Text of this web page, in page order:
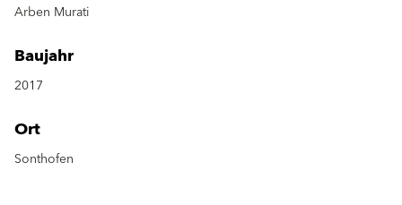
Arben Murati
Baujahr
2017
Ort
Sonthofen